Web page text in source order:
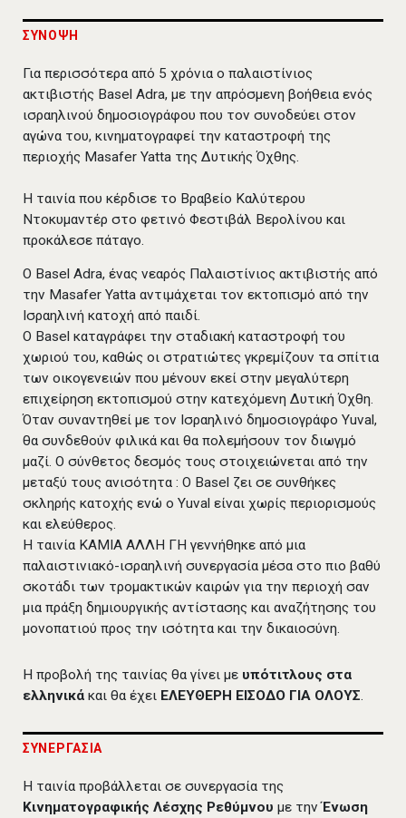
ΣΥΝΟΨΗ
Για περισσότερα από 5 χρόνια ο παλαιστίνιος
ακτιβιστής Basel Adra, με την απρόσμενη βοήθεια ενός
ισραηλινού δημοσιογράφου που τον συνοδεύει στον
αγώνα του, κινηματογραφεί την καταστροφή της
περιοχής Masafer Yatta της Δυτικής Όχθης.
Η ταινία που κέρδισε το Βραβείο Καλύτερου
Ντοκυμαντέρ στο φετινό Φεστιβάλ Βερολίνου και
προκάλεσε πάταγο.
Ο Basel Adra, ένας νεαρός Παλαιστίνιος ακτιβιστής από
την Masafer Yatta αντιμάχεται τον εκτοπισμό από την
Ισραηλινή κατοχή από παιδί.
Ο Basel καταγράφει την σταδιακή καταστροφή του
χωριού του, καθώς οι στρατιώτες γκρεμίζουν τα σπίτια
των οικογενειών που μένουν εκεί στην μεγαλύτερη
επιχείρηση εκτοπισμού στην κατεχόμενη Δυτική Όχθη.
Όταν συναντηθεί με τον Ισραηλινό δημοσιογράφο Yuval,
θα συνδεθούν φιλικά και θα πολεμήσουν τον διωγμό
μαζί. Ο σύνθετος δεσμός τους στοιχειώνεται από την
μεταξύ τους ανισότητα : O Basel ζει σε συνθήκες
σκληρής κατοχής ενώ ο Yuval είναι χωρίς περιορισμούς
και ελεύθερος.
Η ταινία ΚΑΜΙΑ ΑΛΛΗ ΓΗ γεννήθηκε από μια
παλαιστινιακό-ισραηλινή συνεργασία μέσα στο πιο βαθύ
σκοτάδι των τρομακτικών καιρών για την περιοχή σαν
μια πράξη δημιουργικής αντίστασης και αναζήτησης του
μονοπατιού προς την ισότητα και την δικαιοσύνη.
Η προβολή της ταινίας θα γίνει με υπότιτλους στα
ελληνικά και θα έχει ΕΛΕΥΘΕΡΗ ΕΙΣΟΔΟ ΓΙΑ ΟΛΟΥΣ.
ΣΥΝΕΡΓΑΣΙΑ
Η ταινία προβάλλεται σε συνεργασία της
Κινηματογραφικής Λέσχης Ρεθύμνου με τηνΈνωση